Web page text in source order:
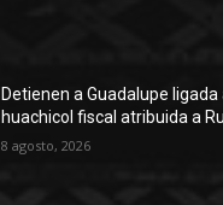
Detienen a Guadalupe ligada
huachicol fiscal atribuida a
8 agosto, 2026